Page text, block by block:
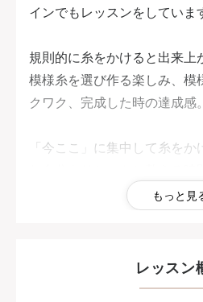
インでもレッスンをしていま
規則的に糸をかけると出来上
模様糸を選び作る楽しみ、模
クワク、完成した時の達成感。
「今ここ」に集中して糸を
たくさんの情報、思考で頭が
いと思いレッスンをしていま
もっと見
レッスン